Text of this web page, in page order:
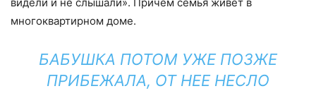
многоквартирном доме.
БАБУШКА ПОТОМ УЖЕ ПОЗЖЕ
ПРИБЕЖАЛА, ОТ НЕЕ НЕСЛО